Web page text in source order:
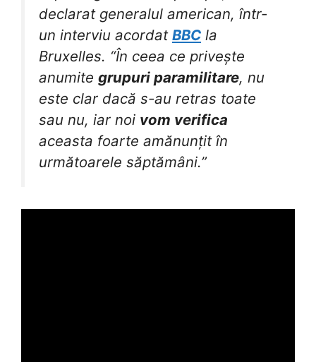
declarat generalul american, într-
un interviu acordat BBC la
Bruxelles. “În ceea ce privește
anumite grupuri paramilitare, nu
este clar dacă s-au retras toate
sau nu, iar noi vom verifica
aceasta foarte amănunțit în
următoarele săptămâni.”